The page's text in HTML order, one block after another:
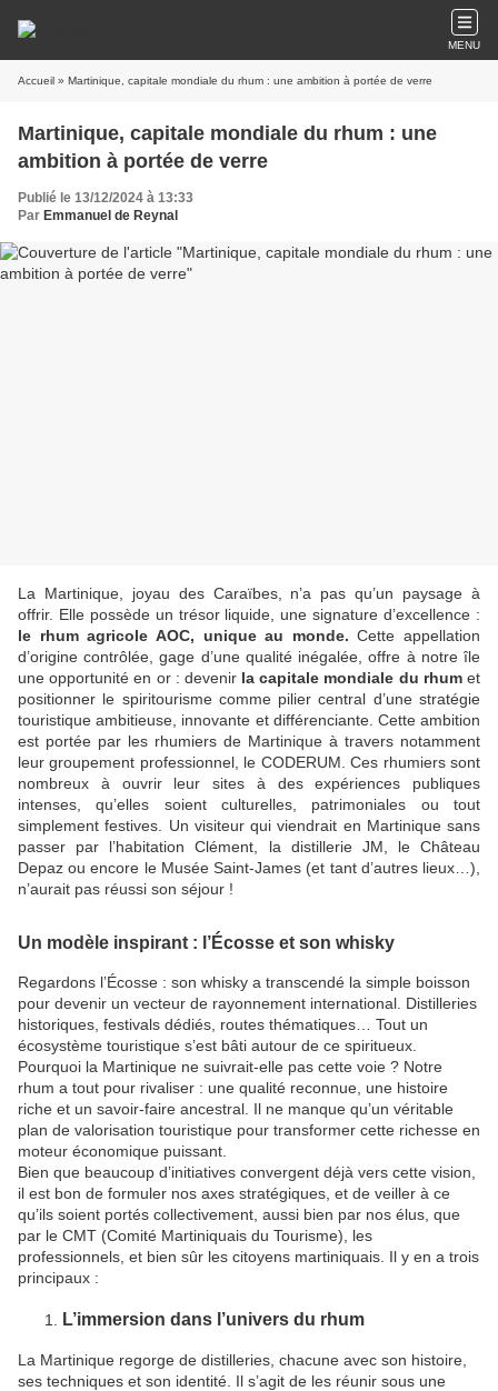
MENU
Accueil » Martinique, capitale mondiale du rhum : une ambition à portée de verre
Martinique, capitale mondiale du rhum : une
ambition à portée de verre
Publié le 13/12/2024 à 13:33
Par Emmanuel de Reynal
La Martinique, joyau des Caraïbes, n’a pas qu’un paysage à
offrir. Elle possède un trésor liquide, une signature d’excellence :
le rhum agricole AOC, unique au monde. Cette appellation
d’origine contrôlée, gage d’une qualité inégalée, offre à notre île
une opportunité en or : devenir la capitale mondiale du rhumet
positionner le spiritourisme comme pilier central d’une stratégie
touristique ambitieuse, innovante et différenciante. Cette ambition
est portée par les rhumiers de Martinique à travers notamment
leur groupement professionnel, le CODERUM. Ces rhumiers sont
nombreux à ouvrir leur sites à des expériences publiques
intenses, qu’elles soient culturelles, patrimoniales ou tout
simplement festives. Un visiteur qui viendrait en Martinique sans
passer par l’habitation Clément, la distillerie JM, le Château
Depaz ou encore le Musée Saint-James (et tant d’autres lieux…),
n’aurait pas réussi son séjour !
Un modèle inspirant : l’Écosse et son whisky
Regardons l’Écosse : son whisky a transcendé la simple boisson
pour devenir un vecteur de rayonnement international. Distilleries
historiques, festivals dédiés, routes thématiques… Tout un
écosystème touristique s’est bâti autour de ce spiritueux.
Pourquoi la Martinique ne suivrait-elle pas cette voie ? Notre
rhum a tout pour rivaliser : une qualité reconnue, une histoire
riche et un savoir-faire ancestral. Il ne manque qu’un véritable
plan de valorisation touristique pour transformer cette richesse en
moteur économique puissant.
Bien que beaucoup d’initiatives convergent déjà vers cette vision,
il est bon de formuler nos axes stratégiques, et de veiller à ce
qu’ils soient portés collectivement, aussi bien par nos élus, que
par le CMT (Comité Martiniquais du Tourisme), les
professionnels, et bien sûr les citoyens martiniquais. Il y en a trois
principaux :
L’immersion dans l’univers du rhum
La Martinique regorge de distilleries, chacune avec son histoire,
ses techniques et son identité. Il s’agit de les réunir sous une